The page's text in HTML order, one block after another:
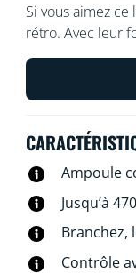
Si vous aimez
rétro. Avec leur
intelligentes en
parfaitement
endroits où vous
lumière blanche
bien sûr, vous
Fi et
ou à la voix.
Ampoule
Jusqu’à
Branchez,
Contrôle